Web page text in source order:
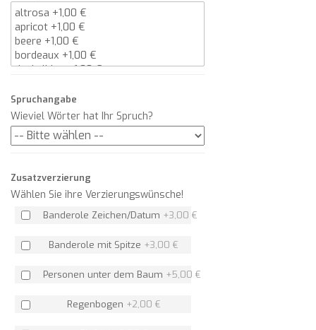
Spruchangabe
Wieviel Wörter hat Ihr Spruch?
Zusatzverzierung
Wählen Sie ihre Verzierungswünsche!
Banderole Zeichen/Datum +3,00 €
Banderole mit Spitze +3,00 €
Personen unter dem Baum +5,00 €
Regenbogen +2,00 €